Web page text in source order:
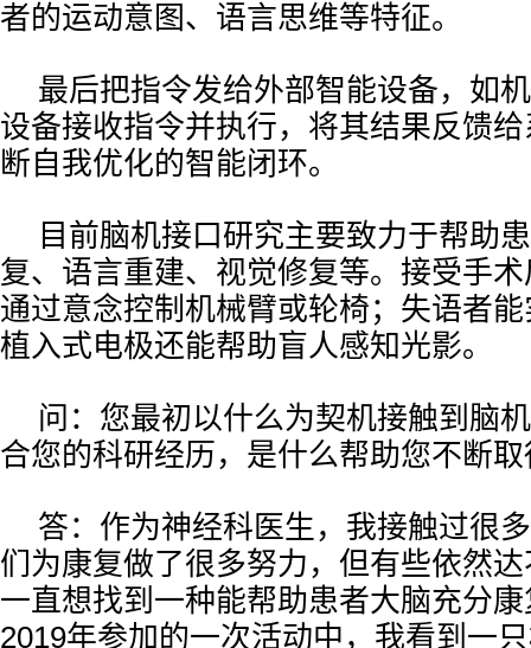
者的运动意图、语言思维等特征。
最后把指令发给外部智能设备，如
设备接收指令并执行，将其结果反馈
断自我优化的智能闭环。
目前脑机接口研究主要致力于帮助
复、语言重建、视觉修复等。接受手
通过意念控制机械臂或轮椅；失语者能
植入式电极还能帮助盲人感知光影。
问：您最初以什么为契机接触到脑
合您的科研经历，是什么帮助您不断
答：作为神经科医生，我接触过很
们为康复做了很多努力，但有些依然
一直想找到一种能帮助患者大脑充分
2019年参加的一次活动中，我看到一